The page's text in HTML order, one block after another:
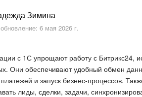
Зимина
6 мая 2026 г.
с 1С упрощают работу с Битрикс24,
Они обеспечивают удобный обмен
и запуск бизнес-процессов.
лиды, сделки, задачи,